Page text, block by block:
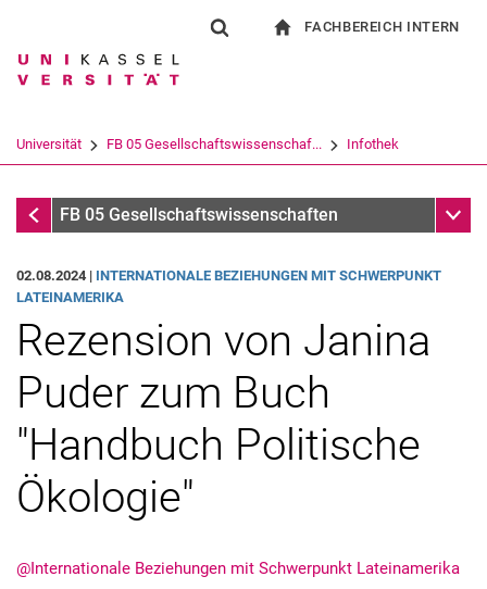
Springe direkt zu: Inhalt
Springe direkt zu: Suche
Springe direkt zu:
Suchbegriff
Suchen (öffnet externen Link in einem
FACHBEREICH INTERN
Universität FB 05 Gesellschaftswissenschaf... Infothek
InfothekFB 05 Gesellschaftswissenschaften
02.08.2024 | INTERNATIONALE BEZIEHUNGEN MIT SCHWERPUNKT
LATEINAMERIKA
Rezension von Janina
Puder zum Buch
"Handbuch Politische
Ökologie"
@Internationale Beziehungen mit Schwerpunkt Lateinamerika